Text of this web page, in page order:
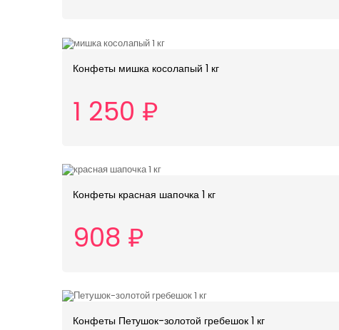
Конфеты мишка косолапый 1 кг
1 250 ₽
Конфеты красная шапочка 1 кг
908 ₽
Конфеты Петушок-золотой гребешок 1 кг